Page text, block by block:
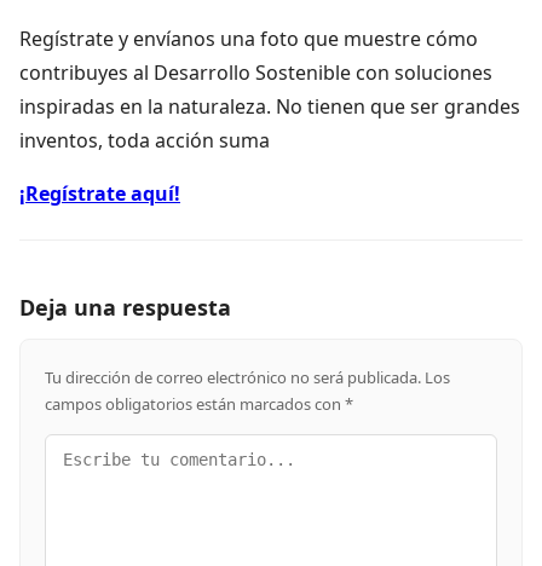
Regístrate y envíanos una foto que muestre cómo
contribuyes al Desarrollo Sostenible con soluciones
inspiradas en la naturaleza. No tienen que ser grandes
inventos, toda acción suma
¡Regístrate aquí!
Deja una respuesta
Tu dirección de correo electrónico no será publicada. Los
campos obligatorios están marcados con *